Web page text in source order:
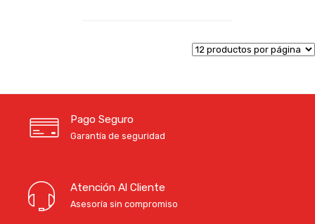
Pago Seguro
Garantía de seguridad
Atención Al Cliente
Asesoría sin compromiso